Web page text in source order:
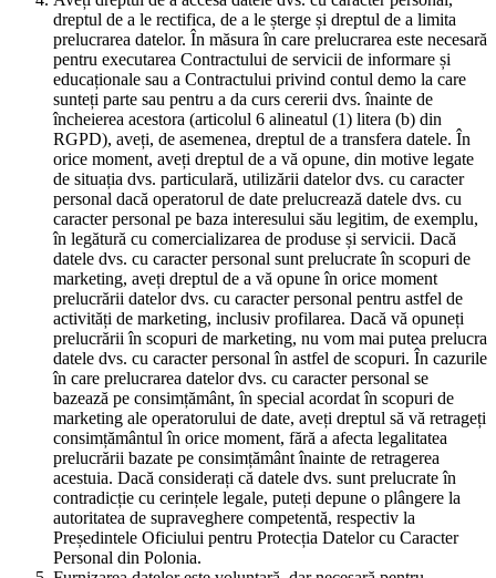
dreptul de a le rectifica, de a le șterge și dreptul de a limita
prelucrarea datelor. În măsura în care prelucrarea este necesară
pentru executarea Contractului de servicii de informare și
educaționale sau a Contractului privind contul demo la care
sunteți parte sau pentru a da curs cererii dvs. înainte de
încheierea acestora (articolul 6 alineatul (1) litera (b) din
RGPD), aveți, de asemenea, dreptul de a transfera datele. În
orice moment, aveți dreptul de a vă opune, din motive legate
de situația dvs. particulară, utilizării datelor dvs. cu caracter
personal dacă operatorul de date prelucrează datele dvs. cu
caracter personal pe baza interesului său legitim, de exemplu,
în legătură cu comercializarea de produse și servicii. Dacă
datele dvs. cu caracter personal sunt prelucrate în scopuri de
marketing, aveți dreptul de a vă opune în orice moment
prelucrării datelor dvs. cu caracter personal pentru astfel de
activități de marketing, inclusiv profilarea. Dacă vă opuneți
prelucrării în scopuri de marketing, nu vom mai putea prelucra
datele dvs. cu caracter personal în astfel de scopuri. În cazurile
în care prelucrarea datelor dvs. cu caracter personal se
bazează pe consimțământ, în special acordat în scopuri de
marketing ale operatorului de date, aveți dreptul să vă retrageți
consimțământul în orice moment, fără a afecta legalitatea
prelucrării bazate pe consimțământ înainte de retragerea
acestuia. Dacă considerați că datele dvs. sunt prelucrate în
contradicție cu cerințele legale, puteți depune o plângere la
autoritatea de supraveghere competentă, respectiv la
Președintele Oficiului pentru Protecția Datelor cu Caracter
Personal din Polonia.